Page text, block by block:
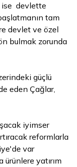
ise devlette
tam
devlet ve özel
bulmak zorunda
güçlü
eden Çağlar,
iyimser
reformlarla
var
yatırım